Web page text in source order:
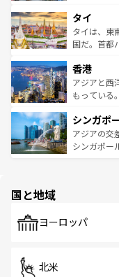
リティに包
覧を参照し
急速な発展
ーチミン市
醸し出して
とつ。フォ
ひ現地で味
が旅行者を
参照してほ
タイ
タイは、東
国だ。首都
の活気が交
帯で自然と
いビーチで
激する。気
が待ってい
た文化、そ
香港
アジアと西
もっている
み、どこを
ており、効
うな絶景か
シンガポ
アジアの交
シンガポー
で、ホーカ
国と地域
ヨーロッパ
北米